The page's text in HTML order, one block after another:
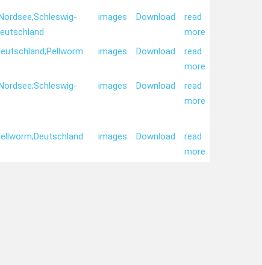
Schleswig-
images Download
read
more
Pellworm images Download
read
more
Schleswig-
images Download
read
more
Deutschland images Download
read
more